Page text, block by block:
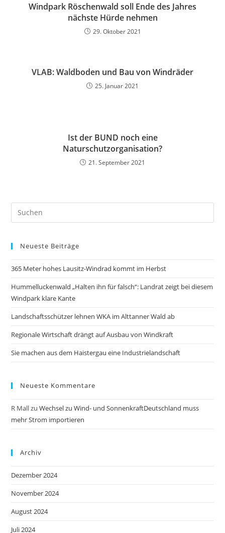
Windpark Röschenwald soll Ende des Jahres
nächste Hürde nehmen
29. Oktober 2021
VLAB: Waldboden und Bau von Windräder
25. Januar 2021
Ist der BUND noch eine
Naturschutzorganisation?
21. September 2021
Neueste Beiträge
365 Meter hohes Lausitz-Windrad kommt im Herbst
Hummelluckenwald „Halten ihn für falsch“: Landrat zeigt bei diesem
Windpark klare Kante
Landschaftsschützer lehnen WKA im Alttanner Wald ab
Regionale Wirtschaft drängt auf Ausbau von Windkraft
Sie machen aus dem Haistergau eine Industrielandschaft
Neueste Kommentare
R MallzuWechsel zu Wind- und SonnenkraftDeutschland muss
mehr Strom importieren
Archiv
Dezember 2024
November 2024
August 2024
Juli 2024